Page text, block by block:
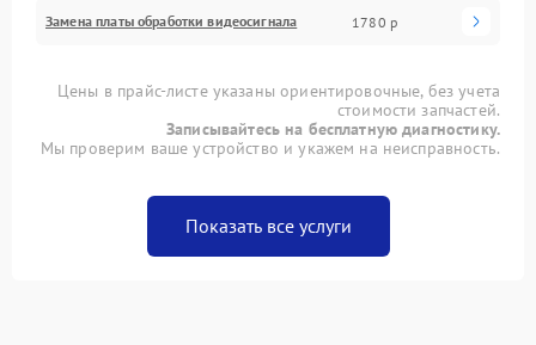
Замена платы обработки видеосигнала 1780 р
Цены в прайс-листе указаны ориентировочные, без учета
стоимости запчастей.
Записывайтесь на бесплатную диагностику.
Мы проверим ваше устройство и укажем на неисправность.
Показать все услуги